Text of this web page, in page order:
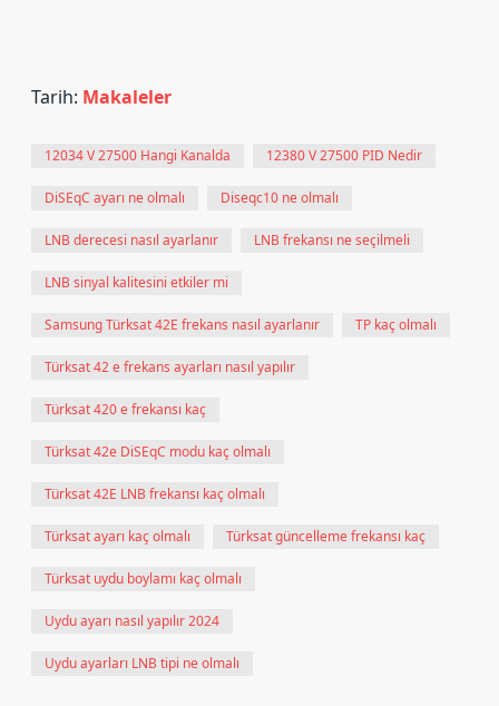
Tarih: Makaleler
12034 V 27500 Hangi Kanalda 12380 V 27500 PID Nedir
DiSEqC ayarı ne olmalı Diseqc10 ne olmalı
LNB derecesi nasıl ayarlanır LNB frekansı ne seçilmeli
LNB sinyal kalitesini etkiler mi
Samsung Türksat 42E frekans nasıl ayarlanır TP kaç olmalı
Türksat 42 e frekans ayarları nasıl yapılır
Türksat 420 e frekansı kaç
Türksat 42e DiSEqC modu kaç olmalı
Türksat 42E LNB frekansı kaç olmalı
Türksat ayarı kaç olmalı Türksat güncelleme frekansı kaç
Türksat uydu boylamı kaç olmalı
Uydu ayarı nasıl yapılır 2024
Uydu ayarları LNB tipi ne olmalı